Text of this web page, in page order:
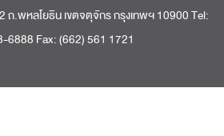
.พหลโยธิน เขตจตุจักร กรุงเทพฯ 10900 Tel:
6888 Fax: (662) 561 1721